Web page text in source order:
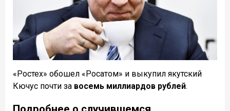
«Ростех» обошел «Росатом» и выкупил якутский
Кючус почти за восемь миллиардов рублей.